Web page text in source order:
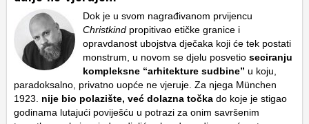
Dok je u svom nagrađivanom prvijencu
Christkind propitivao etičke granice i
opravdanost ubojstva dječaka koji će tek postati
monstrum, u novom se djelu posvetio seciranju
kompleksne “arhitekture sudbine” u koju,
paradoksalno, privatno uopće ne vjeruje. Za njega München
1923. nije bio polazište, već dolazna točka do koje je stigao
godinama lutajući poviješću u potrazi za onim savršenim